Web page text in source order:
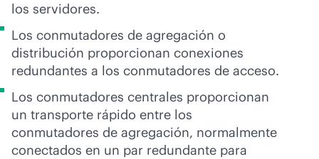
los servidores.
Los conmutadores de agregación o
distribución proporcionan conexiones
redundantes a los conmutadores de acceso.
Los conmutadores centrales proporcionan
un transporte rápido entre los
conmutadores de agregación, normalmente
conectados en un par redundante para